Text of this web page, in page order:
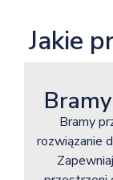
Jakie
Bramy
rozwiązanie